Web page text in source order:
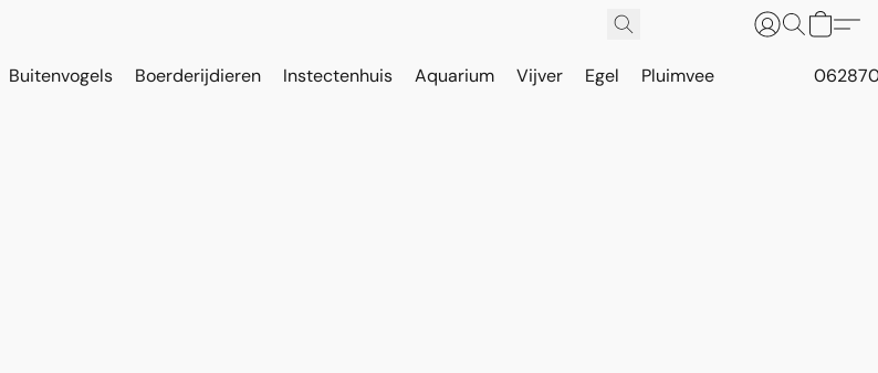
Buitenvogels Boerderijdieren Instectenhuis Aquarium Vijver Egel Pluimvee